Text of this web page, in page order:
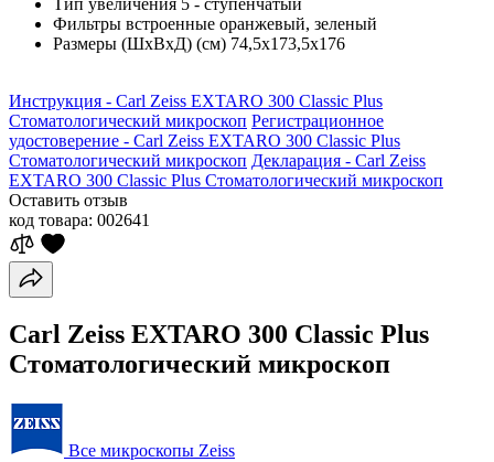
Тип увеличения 5 - ступенчатый
Фильтры встроенные оранжевый, зеленый
Размеры (ШхВхД) (см) 74,5х173,5х176
Инструкция - Carl Zeiss EXTARO 300 Classic Plus
Стоматологический микроскоп Регистрационное
удостоверение - Carl Zeiss EXTARO 300 Classic Plus
Стоматологический микроскоп Декларация - Carl Zeiss
EXTARO 300 Classic Plus Стоматологический микроскоп
Оставить отзыв
код товара: 002641
Carl Zeiss EXTARO 300 Classic Plus
Стоматологический микроскоп
Все микроскопы Zeiss